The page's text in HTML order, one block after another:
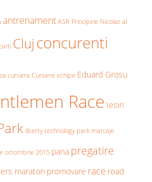
antrenament ASR Principele Nicolae al
Cluj concurenti
cursiera Cursiere echipe Eduard Grosu
Race Iesiri
liberty technology park marcaje
octombrie 2015 pana pregatire
maraton promovare race road